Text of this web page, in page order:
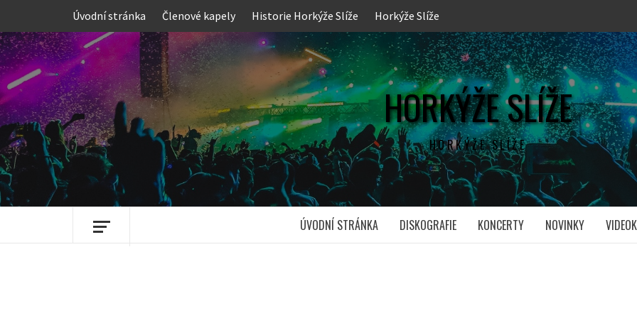
content
Úvodní stránka Členové kapely Historie Horkýže Slíže Horkýže Slíže
HORKÝŽE SLÍŽE
HORKÝŽE SLÍŽE
ÚVODNÍ STRÁNKA DISKOGRAFIE KONCERTY NOVINKY